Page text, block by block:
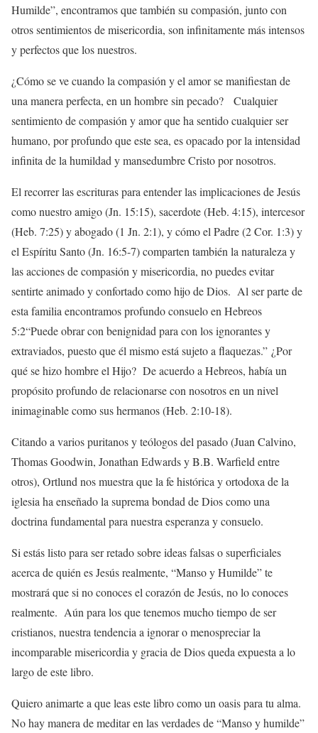
Humilde”, encontramos que también su compasión, junto con
otros sentimientos de misericordia, son infinitamente más intensos
y perfectos que los nuestros.
¿Cómo se ve cuando la compasión y el amor se manifiestan de
una manera perfecta, en un hombre sin pecado? Cualquier
sentimiento de compasión y amor que ha sentido cualquier ser
humano, por profundo que este sea, es opacado por la intensidad
infinita de la humildad y mansedumbre Cristo por nosotros.
El recorrer las escrituras para entender las implicaciones de Jesús
como nuestro amigo (Jn. 15:15), sacerdote (Heb. 4:15), intercesor
(Heb. 7:25) y abogado (1 Jn. 2:1), y cómo el Padre (2 Cor. 1:3) y
el Espíritu Santo (Jn. 16:5-7) comparten también la naturaleza y
las acciones de compasión y misericordia, no puedes evitar
sentirte animado y confortado como hijo de Dios. Al ser parte de
esta familia encontramos profundo consuelo en Hebreos
5:2“Puede obrar con benignidad para con los ignorantes y
extraviados, puesto que él mismo está sujeto a flaquezas.” ¿Por
qué se hizo hombre el Hijo? De acuerdo a Hebreos, había un
propósito profundo de relacionarse con nosotros en un nivel
inimaginable como sus hermanos (Heb. 2:10-18).
Citando a varios puritanos y teólogos del pasado (Juan Calvino,
Thomas Goodwin, Jonathan Edwards y B.B. Warfield entre
otros), Ortlund nos muestra que la fe histórica y ortodoxa de la
iglesia ha enseñado la suprema bondad de Dios como una
doctrina fundamental para nuestra esperanza y consuelo.
Si estás listo para ser retado sobre ideas falsas o superficiales
acerca de quién es Jesús realmente, “Manso y Humilde” te
mostrará que si no conoces el corazón de Jesús, no lo conoces
realmente. Aún para los que tenemos mucho tiempo de ser
cristianos, nuestra tendencia a ignorar o menospreciar la
incomparable misericordia y gracia de Dios queda expuesta a lo
largo de este libro.
Quiero animarte a que leas este libro como un oasis para tu alma.
No hay manera de meditar en las verdades de “Manso y humilde”